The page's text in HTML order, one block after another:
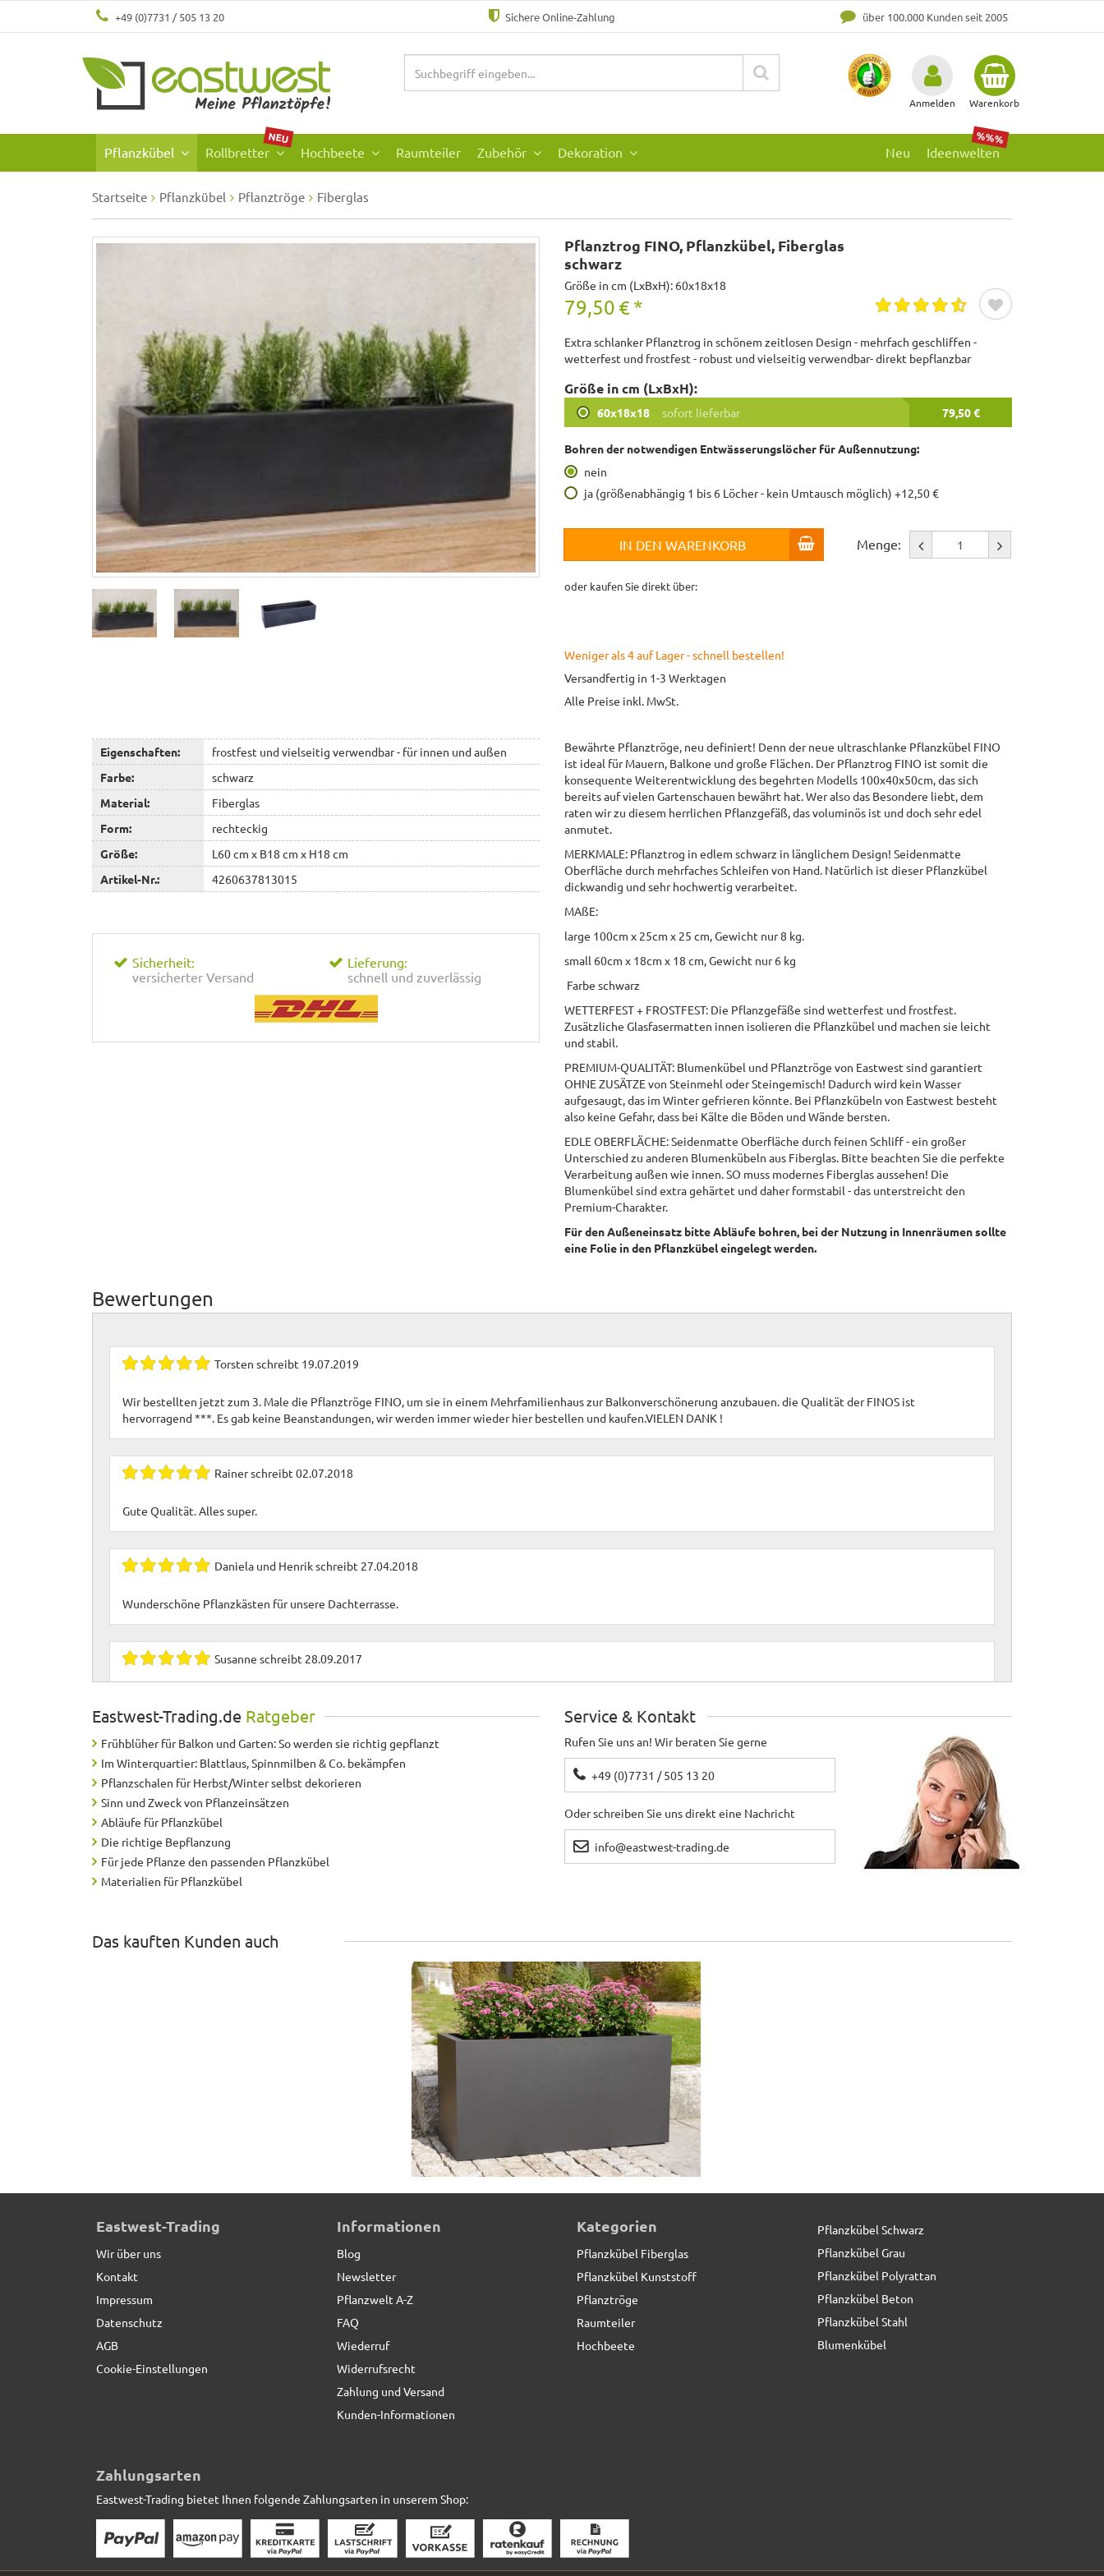
+49 (0)7731 / 505 13 20 Sichere Online-Zahlung über 100.000 Kunden seit 2005
Anmelden Warenkorb
Pflanzkübel Rollbretter
NEU
Hochbeete Raumteiler Zubehör Dekoration Ideenwelten
%%%
Neu
Startseite Pflanzkübel Pflanztröge Fiberglas
Pflanztrog FINO, Pflanzkübel, Fiberglas
schwarz
Größe in cm (LxBxH): 60x18x18
79,50 € *
Extra schlanker Pflanztrog in schönem zeitlosen Design - mehrfach geschliffen -
wetterfest und frostfest - robust und vielseitig verwendbar- direkt bepflanzbar
Größe in cm (LxBxH):
60x18x18 79,50 €
sofort lieferbar
Bohren der notwendigen Entwässerungslöcher für Außennutzung:
nein
ja (größenabhängig 1 bis 6 Löcher - kein Umtausch möglich) +12,50 €
IN DEN WARENKORB Menge:
oder kaufen Sie direkt über:
Weniger als 4 auf Lager - schnell bestellen!
Versandfertig in 1-3 Werktagen
Alle Preise inkl. MwSt.
Eigenschaften:
frostfest und vielseitig verwendbar - für innen und außen
Farbe:
schwarz
Material:
Fiberglas
Form:
rechteckig
Größe:
L60 cm x B18 cm x H18 cm
Artikel-Nr.:
4260637813015
Sicherheit:
versicherter Versand
Lieferung:
schnell und zuverlässig
Bewährte Pflanztröge, neu definiert! Denn der neue ultraschlanke Pflanzkübel FINO
ist ideal für Mauern, Balkone und große Flächen. Der Pflanztrog FINO ist somit die
konsequente Weiterentwicklung des begehrten Modells 100x40x50cm, das sich
bereits auf vielen Gartenschauen bewährt hat. Wer also das Besondere liebt, dem
raten wir zu diesem herrlichen Pflanzgefäß, das voluminös ist und doch sehr edel
anmutet.
MERKMALE: Pflanztrog in edlem schwarz in länglichem Design! Seidenmatte
Oberfläche durch mehrfaches Schleifen von Hand. Natürlich ist dieser Pflanzkübel
dickwandig und sehr hochwertig verarbeitet.
MAßE:
large 100cm x 25cm x 25 cm, Gewicht nur 8 kg.
small 60cm x 18cm x 18 cm, Gewicht nur 6 kg
Farbe schwarz
WETTERFEST + FROSTFEST: Die Pflanzgefäße sind wetterfest und frostfest.
Zusätzliche Glasfasermatten innen isolieren die Pflanzkübel und machen sie leicht
und stabil.
PREMIUM-QUALITÄT: Blumenkübel und Pflanztröge von Eastwest sind garantiert
OHNE ZUSÄTZE von Steinmehl oder Steingemisch! Dadurch wird kein Wasser
aufgesaugt, das im Winter gefrieren könnte. Bei Pflanzkübeln von Eastwest besteht
also keine Gefahr, dass bei Kälte die Böden und Wände bersten.
EDLE OBERFLÄCHE: Seidenmatte Oberfläche durch feinen Schliff - ein großer
Unterschied zu anderen Blumenkübeln aus Fiberglas. Bitte beachten Sie die perfekte
Verarbeitung außen wie innen. SO muss modernes Fiberglas aussehen! Die
Blumenkübel sind extra gehärtet und daher formstabil - das unterstreicht den
Premium-Charakter.
Für den Außeneinsatz bitte Abläufe bohren, bei der Nutzung in Innenräumen sollte
eine Folie in den Pflanzkübel eingelegt werden.
Bewertungen
Torsten schreibt 19.07.2019
Wir bestellten jetzt zum 3. Male die Pflanztröge FINO, um sie in einem Mehrfamilienhaus zur Balkonverschönerung anzubauen. die Qualität der FINOS ist
hervorragend ***. Es gab keine Beanstandungen, wir werden immer wieder hier bestellen und kaufen.VIELEN DANK !
Rainerschreibt 02.07.2018
Gute Qualität. Alles super.
Daniela und Henrikschreibt 27.04.2018
Wunderschöne Pflanzkästen für unsere Dachterrasse.
Susanne schreibt 28.09.2017
Dr. Emilschreibt13.03.2017
auf den ersten Blick ok, wir haben das Produkt aber noch nicht "gelöcher" und bepflanzt
Eastwest-Trading.de Ratgeber
Frühblüher für Balkon und Garten: So werden sie richtig gepflanzt
Im Winterquartier: Blattlaus, Spinnmilben & Co. bekämpfen
Pflanzschalen für Herbst/Winter selbst dekorieren
Sinn und Zweck von Pflanzeinsätzen
Abläufe für Pflanzkübel
Die richtige Bepflanzung
Für jede Pflanze den passenden Pflanzkübel
Materialien für Pflanzkübel
Service & Kontakt
Rufen Sie uns an! Wir beraten Sie gerne
+49 (0)7731 / 505 13 20
Oder schreiben Sie uns direkt eine Nachricht
info@eastwest-trading.de
Das kauften Kunden auch
Pflanztrog SUPREMO, TÜV-geprüft, Pflanzkübel, Fiberglas schwarz
136,50 € *
Eastwest-Trading
Wir über uns
Kontakt
Impressum
Datenschutz
AGB
Cookie-Einstellungen
Informationen
Blog
Newsletter
Pflanzwelt A-Z
FAQ
Wiederruf
Widerrufsrecht
Zahlung und Versand
Kunden-Informationen
Kategorien
Pflanzkübel Fiberglas
Pflanzkübel Kunststoff
Pflanztröge
Raumteiler
Hochbeete
Pflanzkübel Schwarz
Pflanzkübel Grau
Pflanzkübel Polyrattan
Pflanzkübel Beton
Pflanzkübel Stahl
Blumenkübel
Zahlungsarten
Eastwest-Trading bietet Ihnen folgende Zahlungsarten in unserem Shop: